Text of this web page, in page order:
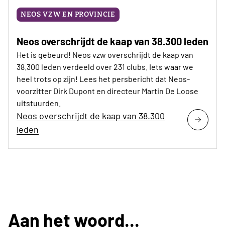
NEOS VZW EN PROVINCIE
Neos overschrijdt de kaap van 38.300 leden
Het is gebeurd! Neos vzw overschrijdt de kaap van
38.300 leden verdeeld over 231 clubs. Iets waar we
heel trots op zijn! Lees het persbericht dat Neos-
voorzitter Dirk Dupont en directeur Martin De Loose
uitstuurden.
Neos overschrijdt de kaap van 38.300
leden
Aan het woord...